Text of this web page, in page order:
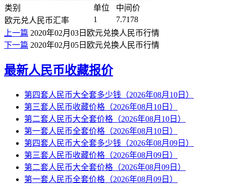
类别
单位
中间价
欧元兑人民币汇率
1
7.7178
上一篇 2020年02月03日欧元兑换人民币行情
下一篇 2020年02月05日欧元兑换人民币行情
最新人民币收藏报价
第四套人民币大全套多少钱（2026年08月10日）
第三套人民币收藏价格（2026年08月10日）
第二套人民币大全套价格（2026年08月10日）
第一套人民币全套价格（2026年08月10日）
第四套人民币大全套多少钱（2026年08月09日）
第三套人民币收藏价格（2026年08月09日）
第二套人民币大全套价格（2026年08月09日）
第一套人民币全套价格（2026年08月09日）